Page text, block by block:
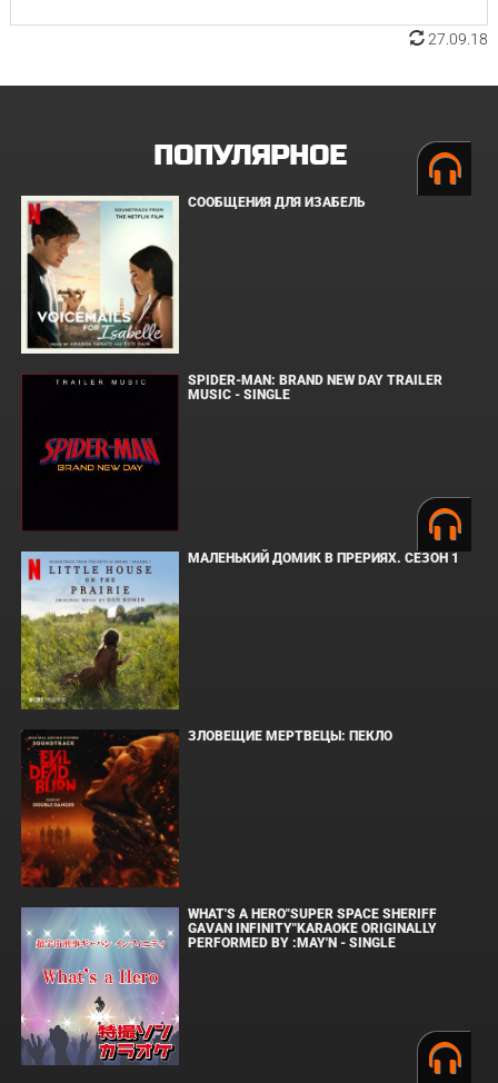
27.09.18
ПОПУЛЯРНОЕ
СООБЩЕНИЯ ДЛЯ ИЗАБЕЛЬ
SPIDER-MAN: BRAND NEW DAY TRAILER
MUSIC - SINGLE
МАЛЕНЬКИЙ ДОМИК В ПРЕРИЯХ. СЕЗОН 1
ЗЛОВЕЩИЕ МЕРТВЕЦЫ: ПЕКЛО
WHAT'S A HERO"SUPER SPACE SHERIFF
GAVAN INFINITY"KARAOKE ORIGINALLY
PERFORMED BY :MAY'N - SINGLE